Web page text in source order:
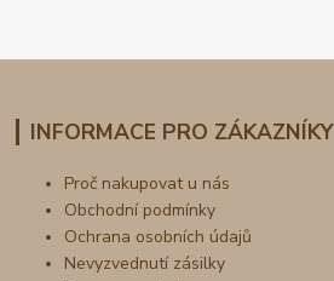
INFORMACE PRO ZÁKAZNÍKY
Proč nakupovat u nás
Obchodní podmínky
Ochrana osobních údajů
Nevyzvednutí zásilky